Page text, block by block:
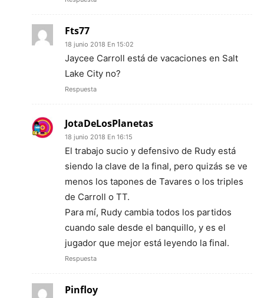
Fts77
18 junio 2018 En 15:02
Jaycee Carroll está de vacaciones en Salt
Lake City no?
Respuesta
JotaDeLosPlanetas
18 junio 2018 En 16:15
El trabajo sucio y defensivo de Rudy está
siendo la clave de la final, pero quizás se ve
menos los tapones de Tavares o los triples
de Carroll o TT.
Para mí, Rudy cambia todos los partidos
cuando sale desde el banquillo, y es el
jugador que mejor está leyendo la final.
Respuesta
Pinfloy